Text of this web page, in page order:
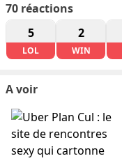
70 réactions
5
LOL
2
WIN
A voir